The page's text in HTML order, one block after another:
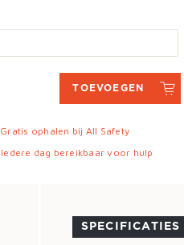
TOEVOEGEN
Gratis ophalen bij All Safety
Iedere dag bereikbaar voor hulp
SPECIFICATIES